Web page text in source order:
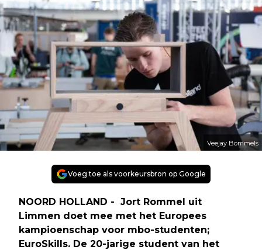
Veejay Bommels
Voeg toe als voorkeursbron op Google
NOORD HOLLAND - Jort Rommel uit
Limmen doet mee met het Europees
kampioenschap voor mbo-studenten;
EuroSkills. De 20-jarige student van het